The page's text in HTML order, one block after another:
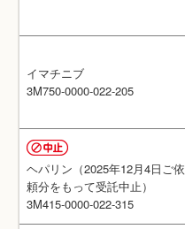
イマチニブ
3M750-0000-022-205
ヘパリン（2025年12月4日ご依
頼分をもって受託中止）
3M415-0000-022-315
イマチニブ
3M750-0000-022-205
ヘパリン（2025年12月4日ご依
頼分をもって受託中止）
3M415-0000-022-315